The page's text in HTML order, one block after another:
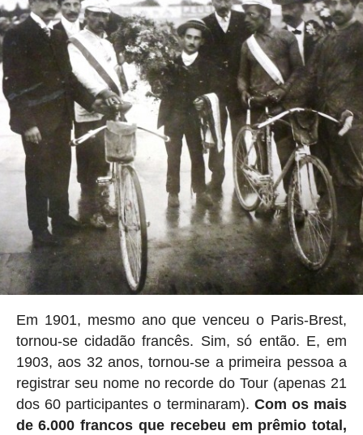
Em 1901, mesmo ano que venceu o Paris-Brest,
tornou-se cidadão francês. Sim, só então. E, em
1903, aos 32 anos, tornou-se a primeira pessoa a
registrar seu nome no recorde do Tour (apenas 21
dos 60 participantes o terminaram). Com os mais
de 6.000 francos que recebeu em prêmio total,